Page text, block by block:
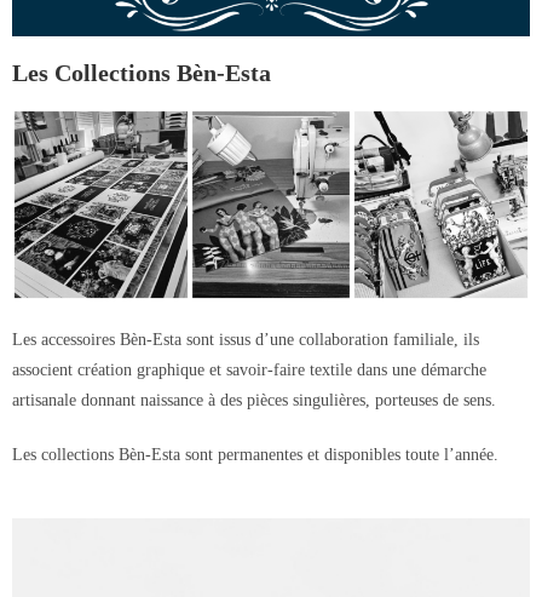
Les Collections Bèn-Esta
Les accessoires Bèn-Esta sont issus d’une collaboration familiale, ils
associent création graphique et savoir-faire textile dans une démarche
artisanale donnant naissance à des pièces singulières, porteuses de sens.
Les collections Bèn-Esta sont permanentes et disponibles toute l’année.